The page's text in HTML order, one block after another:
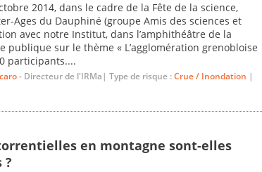
2014, dans le cadre de la Fête de la science,
Ages du Dauphiné (groupe Amis des sciences et
avec notre Institut, dans l’amphithéâtre de la
publique sur le thème « L’agglomération grenobloise
participants....
- Directeur de l'IRMa| Type de risque :Crue / Inondation |
en montagne sont-elles
?